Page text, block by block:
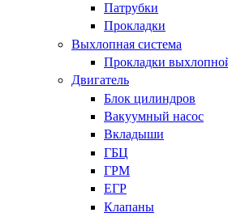
Патрубки
Прокладки
Выхлопная система
Прокладки
Двигатель
Блок цилиндров
Вакуумный насос
Вкладыши
ГБЦ
ГРМ
ЕГР
Клапаны